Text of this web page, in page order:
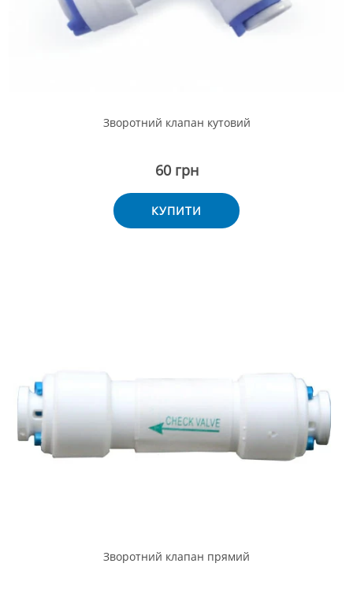
Зворотний клапан кутовий
60 грн
КУПИТИ
Зворотний клапан прямий